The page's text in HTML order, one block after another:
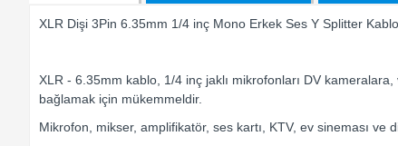
XLR Dişi 3Pin 6.35mm 1/4 inç Mono Erkek Ses Y Splitter
XLR - 6.35mm kablo, 1/4 inç jaklı mikrofonları DV
bağlamak için mükemmeldir.
Mikrofon, mikser, amplifikatör, ses kartı, KTV, ev sineması ve